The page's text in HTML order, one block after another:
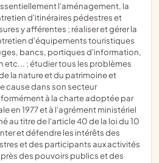
d'itinéraires pédestres et
y afférentes ; réaliser et gérer la
d'équipements touristiques
bancs, portiques d'information,
; étudier tous les problèmes
la nature et du patrimoine et
cause dans son secteur
à la charte adoptée par
en 1977 et à l'agrément ministériel
au titre de l'article 40 de la loi du 10
et défendre les intérêts des
et des participants aux activités
des pouvoirs publics et des